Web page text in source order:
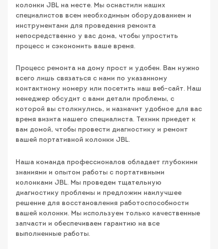
колонки JBL на месте. Мы оснастили наших
специалистов всем необходимым оборудованием и
инструментами для проведения ремонта
непосредственно у вас дома, чтобы упростить
процесс и сэкономить ваше время.
Процесс ремонта на дому прост и удобен. Вам нужно
всего лишь связаться с нами по указанному
контактному номеру или посетить наш веб-сайт. Наш
менеджер обсудит с вами детали проблемы, с
которой вы столкнулись, и назначит удобное для вас
время визита нашего специалиста. Техник приедет к
вам домой, чтобы провести диагностику и ремонт
вашей портативной колонки JBL.
Наша команда профессионалов обладает глубокими
знаниями и опытом работы с портативными
колонками JBL. Мы проведем тщательную
диагностику проблемы и предложим наилучшее
решение для восстановления работоспособности
вашей колонки. Мы используем только качественные
запчасти и обеспечиваем гарантию на все
выполненные работы.